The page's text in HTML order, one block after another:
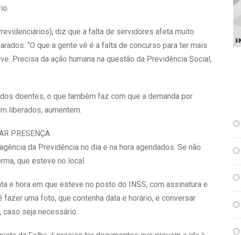
diz que a falta de servidores afeta muito
“O que a gente vê é a falta de concurso para ter mais
Precisa da ação humana na questão da Previdência Social,
doentes, o que também faz com que a demanda por
liberados, aumentem.
PRESENÇA
da Previdência no dia e na hora agendados. Se não
que esteve no local.
e hora em que esteve no posto do INSS, com assinatura e
uma foto, que contenha data e horário, e conversar
caso seja necessário.